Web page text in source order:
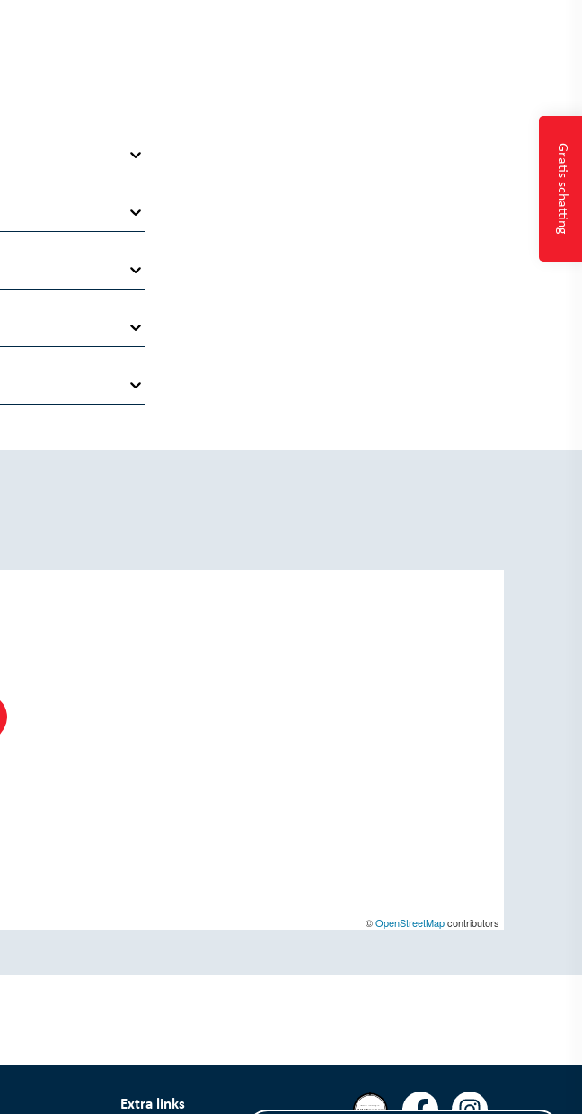
Gratis schatting
©OpenStreetMapcontributors
Extra links